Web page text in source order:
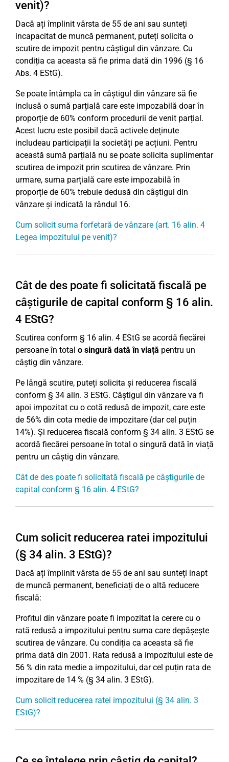
venit)?
Dacă ați împlinit vârsta de 55 de ani sau sunteți
incapacitat de muncă permanent, puteți solicita o
scutire de impozit pentru câștigul din vânzare. Cu
condiția ca aceasta să fie prima dată din 1996 (§ 16
Abs. 4 EStG).
Se poate întâmpla ca în câștigul din vânzare să fie
inclusă o sumă parțială care este impozabilă doar în
proporție de 60% conform procedurii de venit parțial.
Acest lucru este posibil dacă activele deținute
includeau participații la societăți pe acțiuni. Pentru
această sumă parțială nu se poate solicita suplimentar
scutirea de impozit prin scutirea de vânzare. Prin
urmare, suma parțială care este impozabilă în
proporție de 60% trebuie dedusă din câștigul din
vânzare și indicată la rândul 16.
Cum solicit suma forfetară de vânzare (art. 16 alin. 4
Legea impozitului pe venit)?
Cât de des poate fi solicitată fiscală pe
câștigurile de capital conform § 16 alin.
4 EStG?
Scutirea conform § 16 alin. 4 EStG se acordă fiecărei
persoane în total o singură dată în viață pentru un
câștig din vânzare.
Pe lângă scutire, puteți solicita și reducerea fiscală
conform § 34 alin. 3 EStG. Câștigul din vânzare va fi
apoi impozitat cu o cotă redusă de impozit, care este
de 56% din cota medie de impozitare (dar cel puțin
14%). Și reducerea fiscală conform § 34 alin. 3 EStG se
acordă fiecărei persoane în total o singură dată în viață
pentru un câștig din vânzare.
Cât de des poate fi solicitată fiscală pe câștigurile de
capital conform § 16 alin. 4 EStG?
Cum solicit reducerea ratei impozitului
(§ 34 alin. 3 EStG)?
Dacă ați împlinit vârsta de 55 de ani sau sunteți inapt
de muncă permanent, beneficiați de o altă reducere
fiscală:
Profitul din vânzare poate fi impozitat la cerere cu o
rată redusă a impozitului pentru suma care depășește
scutirea de vânzare. Cu condiția ca aceasta să fie
prima dată din 2001. Rata redusă a impozitului este de
56 % din rata medie a impozitului, dar cel puțin rata de
impozitare de 14 % (§ 34 alin. 3 EStG).
Cum solicit reducerea ratei impozitului (§ 34 alin. 3
EStG)?